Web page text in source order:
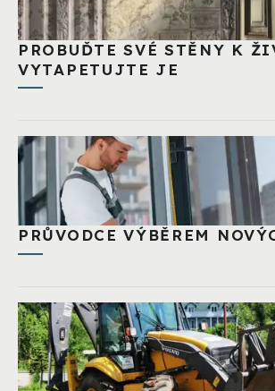
PROBUĎTE SVÉ STĚNY K
VYTAPETUJTE JE
PRŮVODCE VÝBĚREM